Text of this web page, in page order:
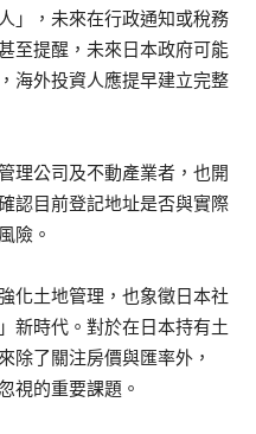
」，未來在行政通知或稅務
至提醒，未來日本政府可能
海外投資人應提早建立完整
理公司及不動產業者，也開
認目前登記地址是否與實際
險。
化土地管理，也象徵日本社
新時代。對於在日本持有土
除了關注房價與匯率外，
視的重要課題。